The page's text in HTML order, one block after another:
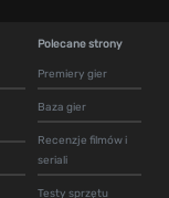
Polecane strony
Premiery gier
Baza gier
Recenzje filmów i
seriali
Testy sprzętu